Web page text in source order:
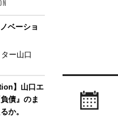
ベーショ
ター山口
】山口エ
債』のま
か。